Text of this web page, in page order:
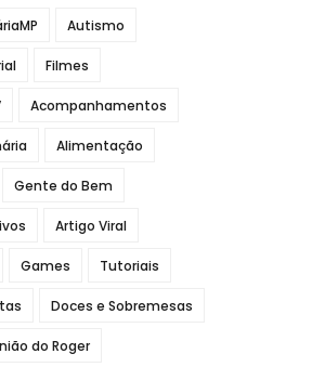
Autismo
Filmes
Acompanhamentos
Alimentação
Gente do Bem
Artigo Viral
Games Tutoriais
Doces e Sobremesas
do Roger